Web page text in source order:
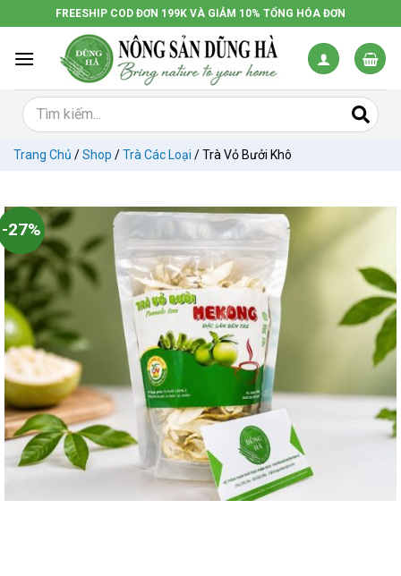
đến
dung
FREESHIP COD ĐƠN 199K VÀ GIẢM 10% TỔNG HÓA ĐƠN
Trang Chủ /Shop /Trà Các Loại /Trà Vỏ Bưởi Khô
-27%